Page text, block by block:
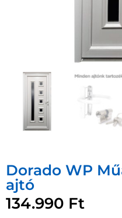
Dorado WP
ajtó
134.990 Ft